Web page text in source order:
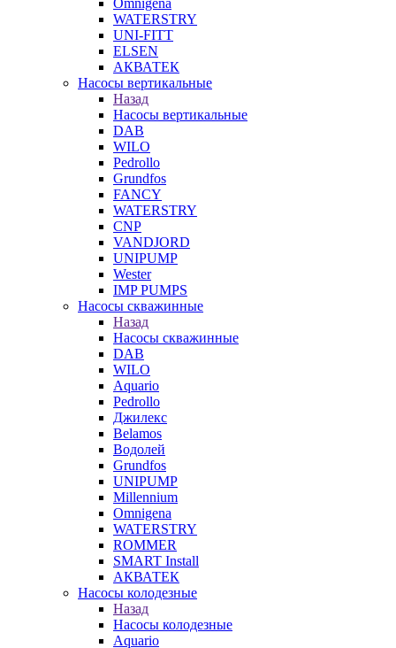
Omnigena
WATERSTRY
UNI-FITT
ELSEN
АКВАТЕК
Насосы вертикальные
Назад
Насосы вертикальные
DAB
WILO
Pedrollo
Grundfos
FANCY
WATERSTRY
CNP
VANDJORD
UNIPUMP
Wester
IMP PUMPS
Насосы скважинные
Назад
Насосы скважинные
DAB
WILO
Aquario
Pedrollo
Джилекс
Belamos
Водолей
Grundfos
UNIPUMP
Millennium
Omnigena
WATERSTRY
ROMMER
SMART Install
АКВАТЕК
Насосы колодезные
Назад
Насосы колодезные
Aquario